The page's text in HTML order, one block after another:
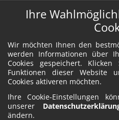
Ihre
Wir möchten Ihnen den
werden Informationen über
Cookies gespeichert.
Funktionen dieser Website
Cookies aktiveren möchten.
Ihre Cookie-Einstellungen
unserer
ändern.